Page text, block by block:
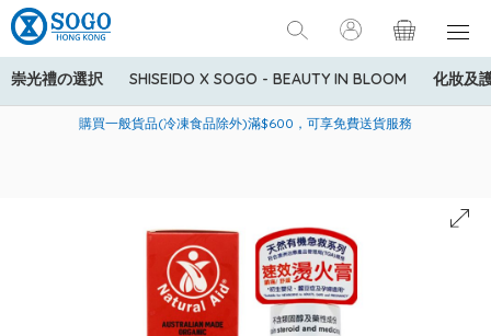
崇光禮の選択 SHISEIDO X SOGO - BEAUTY IN BLOOM 化妝及
美國運通Explorer®信用卡會員購物禮遇：高達5%簽賬回贈！
購買一般貨品(冷凍食品除外)滿$600，可享免費送貨服務
寄送中國內地服務只適用於指定商品，若訂單金額少於HK$600(折